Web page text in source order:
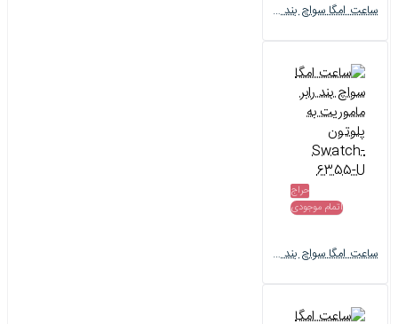
ساعت امگا سواچ بند رابر ماموریت به عطارد یا مرکوری Swatch-6354-U
حراج
اتمام موجودی
ساعت امگا سواچ بند رابر ماموریت به پلوتون Swatch-6355-U